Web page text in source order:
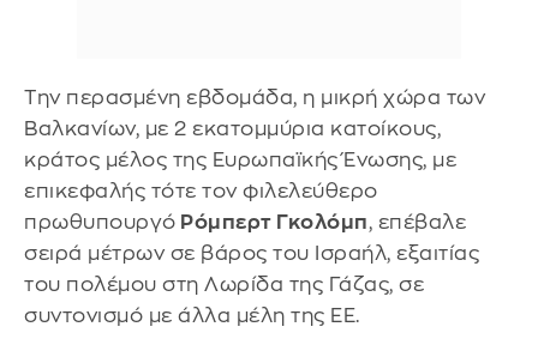
Την περασμένη εβδομάδα, η μικρή χώρα των
Βαλκανίων, με 2 εκατομμύρια κατοίκους,
κράτος μέλος της Ευρωπαϊκής Ένωσης, με
επικεφαλής τότε τον φιλελεύθερο
πρωθυπουργό Ρόμπερτ Γκολόμπ, επέβαλε
σειρά μέτρων σε βάρος του Ισραήλ, εξαιτίας
του πολέμου στη Λωρίδα της Γάζας, σε
συντονισμό με άλλα μέλη της ΕΕ.